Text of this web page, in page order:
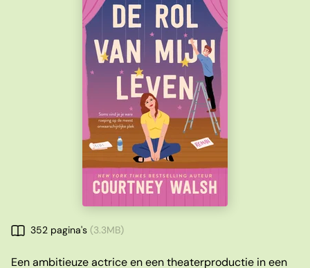
352 pagina's (3.3MB)
Een ambitieuze actrice en een theaterproductie in een